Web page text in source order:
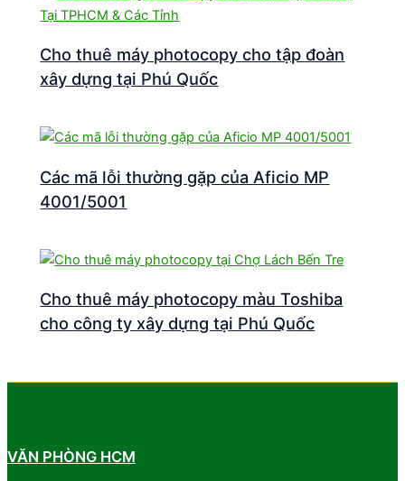
Cho thuê máy photocopy cho tập đoàn
xây dựng tại Phú Quốc
Các mã lỗi thường gặp của Aficio MP
4001/5001
Cho thuê máy photocopy màu Toshiba
cho công ty xây dựng tại Phú Quốc
VĂN PHÒNG HCM